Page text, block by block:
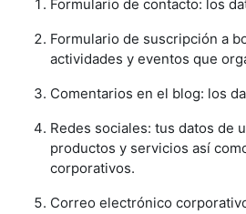
Formulario de contacto: los
Formulario de suscripción a
actividades y eventos que
Comentarios en el blog: los
Redes sociales: tus datos de
productos y servicios así
corporativos.
Correo electrónico